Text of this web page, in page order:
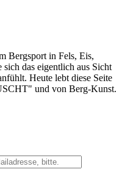
Bergsport in Fels, Eis,
das eigentlich aus Sicht
Heute lebt diese Seite
und von Berg-Kunst.